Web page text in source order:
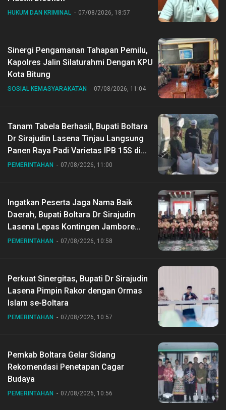
HUKUM DAN KRIMINAL 07/08/2026, 18:57
Sinergi Pengamanan Tahapan Pemilu,
Kapolres Jalin Silaturahmi Dengan KPU
Kota Bitung
SOSIAL KEMASYARAKATAN 07/08/2026, 11:04
Tanam Tabela Berhasil, Bupati Boltara
Dr Sirajudin Lasena Tinjau Langsung
Panen Raya Padi Varietas IPB 15S di
Desa Gihang
PEMERINTAHAN 07/08/2026, 11:00
Ingatkan Peserta Jaga Nama Baik
Daerah, Bupati Boltara Dr Sirajudin
Lasena Lepas Kontingen Jambore
Nasional ke XII di Buperta Cibubur
PEMERINTAHAN 07/08/2026, 10:58
Perkuat Sinergitas, Bupati Dr Sirajudin
Lasena Pimpin Rakor dengan Ormas
Islam se-Boltara
PEMERINTAHAN 07/08/2026, 10:57
Pemkab Boltara Gelar Sidang
Rekomendasi Penetapan Cagar
Budaya
PEMERINTAHAN 07/08/2026, 10:56